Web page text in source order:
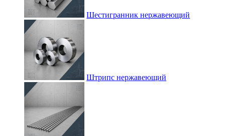
Шестигранник нержавеющий
Штрипс нержавеющий